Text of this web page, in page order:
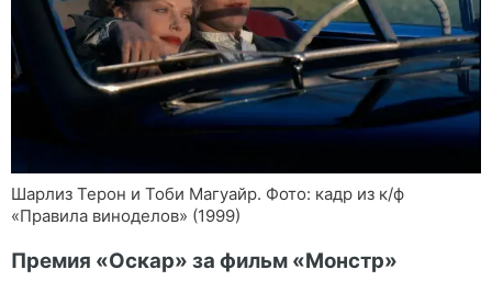
Шарлиз Терон и Тоби Магуайр. Фото: кадр из к/ф
«Правила виноделов» (1999)
Премия «Оскар» за фильм «Монстр»